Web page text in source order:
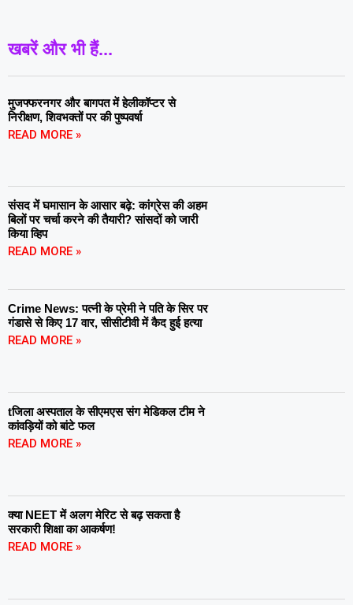
खबरें और भी हैं...
मुजफ्फरनगर और बागपत में हेलीकॉप्टर से
निरीक्षण, शिवभक्तों पर की पुष्पवर्षा
READ MORE »
संसद में घमासान के आसार बढ़े: कांग्रेस की अहम
बिलों पर चर्चा करने की तैयारी? सांसदों को जारी
किया व्हिप
READ MORE »
Crime News: पत्नी के प्रेमी ने पति के सिर पर
गंडासे से किए 17 वार, सीसीटीवी में कैद हुई हत्या
READ MORE »
tजिला अस्पताल के सीएमएस संग मेडिकल टीम ने
कांवड़ियों को बांटे फल
READ MORE »
क्या NEET में अलग मेरिट से बढ़ सकता है
सरकारी शिक्षा का आकर्षण!
READ MORE »